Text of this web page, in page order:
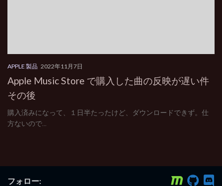
APPLE 製品 2022年11月7日
Apple Music Store で購入した曲の反映が遅い件
その後
購入済みになって、１日半たったけど、ダウンロードできず。仕
方ないので...
フォロー: